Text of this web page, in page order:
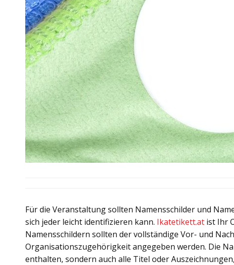
Für die Veranstaltung sollten Namensschilder und
sich jeder leicht identifizieren kann. Ikatetikett.at ist Ihr
Namensschildern sollten der vollständige Vor- und
Organisationszugehörigkeit angegeben werden. Die
enthalten, sondern auch alle Titel oder